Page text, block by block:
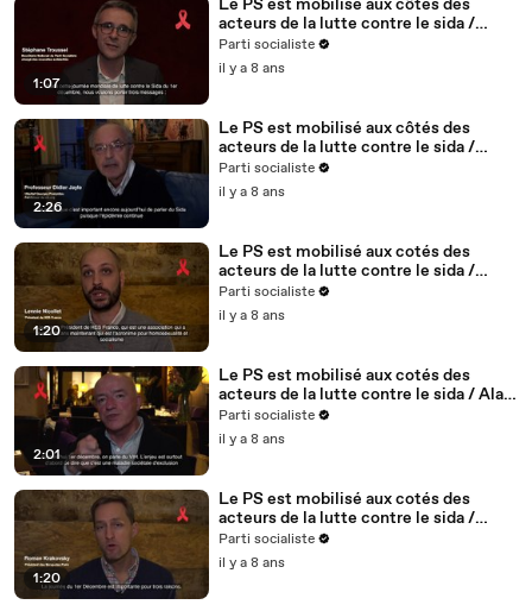
1:07
Le PS est mobilisé aux côtés des
acteurs de la lutte contre le sida /
Stéphane Troussel - 2/5
Parti socialiste
il y a 8 ans
2:26
Le PS est mobilisé aux côtés des
acteurs de la lutte contre le sida /
Didier Jayle, médecin, fondateur du
site vih.org - 1/5
Parti socialiste
il y a 8 ans
1:20
Le PS est mobilisé aux cotés des
acteurs de la lutte contre le sida /
Lennie Nicollet, président de HES -
5/5
Parti socialiste
il y a 8 ans
2:01
Le PS est mobilisé aux cotés des
acteurs de la lutte contre le sida / Alain
BONNINEAU, président de AIDES IDF /
4/5
Parti socialiste
il y a 8 ans
1:20
Le PS est mobilisé aux cotés des
acteurs de la lutte contre le sida /
Roman Krakovsky, président de
Séropotes - 3/5
Parti socialiste
il y a 8 ans